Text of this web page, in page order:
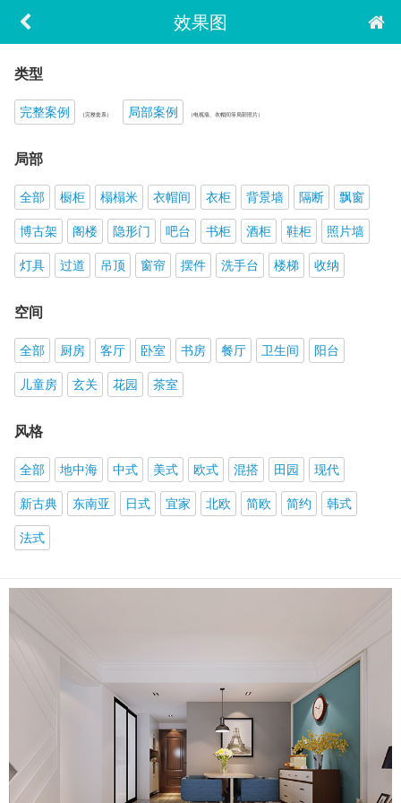
效果图
类型
完整案例 （完整套系） 局部案例 （电视墙、衣帽间等局部照片）
局部
全部 橱柜 榻榻米 衣帽间 衣柜 背景墙 隔断
飘窗
博古架
阁楼 隐形门 吧台 书柜 酒柜 鞋柜
照片墙
灯具
过道 吊顶 窗帘 摆件 洗手台 楼梯 收纳
空间
全部 厨房 客厅 卧室 书房 餐厅 卫生间
阳台
儿童房
玄关 花园 茶室
风格
全部 地中海 中式 美式 欧式 混搭 田园
现代
新古典
东南亚 日式 宜家 北欧 简欧 简约
韩式
法式